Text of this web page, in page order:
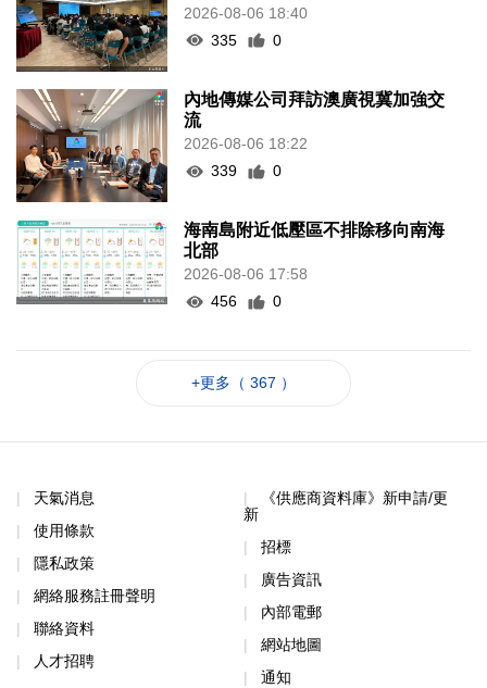
2026-08-06 18:40
335
0
內地傳媒公司拜訪澳廣視冀加強交
流
2026-08-06 18:22
339
0
海南島附近低壓區不排除移向南海
北部
2026-08-06 17:58
456
0
+更多（ 367 ）
天氣消息
使用條款
隱私政策
網絡服務註冊聲明
聯絡資料
人才招聘
《供應商資料庫》新申請/更
新
招標
廣告資訊
內部電郵
網站地圖
通知